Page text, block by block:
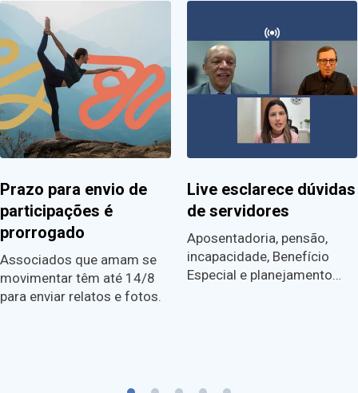
Prazo para envio de
participações é
prorrogado
Associados que amam se
movimentar têm até 14/8
para enviar relatos e fotos.
Live esclarece dúvidas
de servidores
Aposentadoria, pensão,
incapacidade, Benefício
Especial e planejamento…